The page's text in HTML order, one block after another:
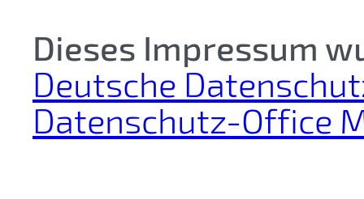
Dieses Impressum
Deutsche
Datenschutz-Office